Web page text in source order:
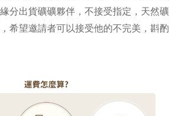
分出貨礦礦夥伴，不接受指定，天然礦
希望邀請者可以接受他的不完美，斟酌